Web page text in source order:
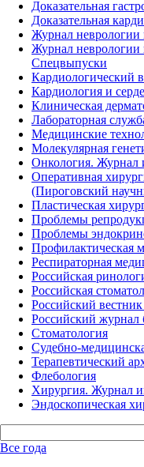
Доказательная
Доказательная
Журнал
Журнал
Спецвыпуски
Кардиологический
Кардиология и
Клиническая
Лабораторная
Медицинские
Молекулярная
Онкология. Журнал
Оперативная
(Пироговский
Пластическая
Проблемы
Проблемы
Профилактическая
Респираторная
Российская
Российская
Российский
Российский журнал
Стоматология
Судебно-
Терапевтический
Флебология
Хирургия. Журнал
Эндоскопическая
Все года